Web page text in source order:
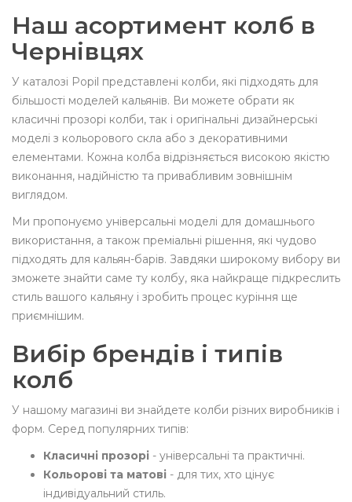
Наш асортимент колб в
Чернівцях
У каталозі Popil представлені колби, які підходять для
більшості моделей кальянів. Ви можете обрати як
класичні прозорі колби, так і оригінальні дизайнерські
моделі з кольорового скла або з декоративними
елементами. Кожна колба відрізняється високою якістю
виконання, надійністю та привабливим зовнішнім
виглядом.
Ми пропонуємо універсальні моделі для домашнього
використання, а також преміальні рішення, які чудово
підходять для кальян-барів. Завдяки широкому вибору ви
зможете знайти саме ту колбу, яка найкраще підкреслить
стиль вашого кальяну і зробить процес куріння ще
приємнішим.
Вибір брендів і типів
колб
У нашому магазині ви знайдете колби різних виробників і
форм. Серед популярних типів:
Класичні прозорі - універсальні та практичні.
Кольорові та матові - для тих, хто цінує
індивідуальний стиль.